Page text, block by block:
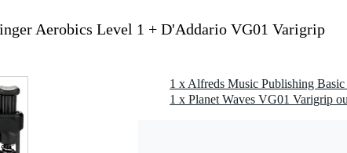
Aerobics Level 1 + D'Addario VG01 Varigrip